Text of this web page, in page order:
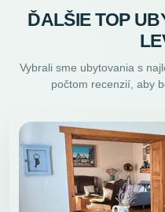
ĎALŠIE TOP
Vybrali sme ubytovania s
počtom recenzií, aby